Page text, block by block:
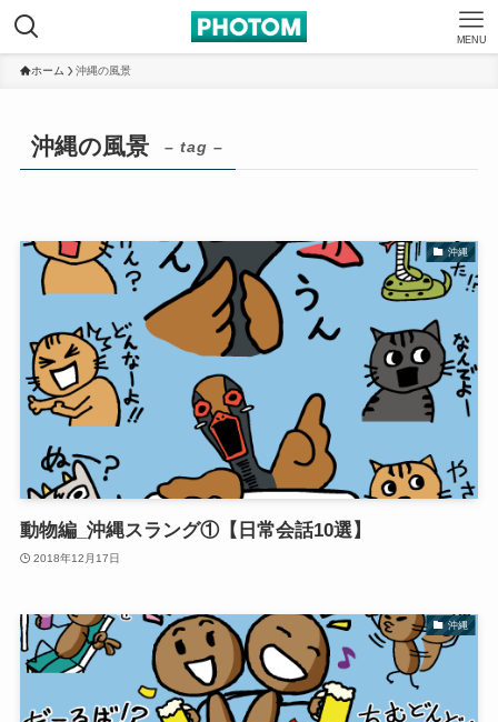
MENU
ホーム 沖縄の風景
沖縄の風景 – tag –
沖縄
動物編_沖縄スラング①【日常会話10選】
2018年12月17日
沖縄